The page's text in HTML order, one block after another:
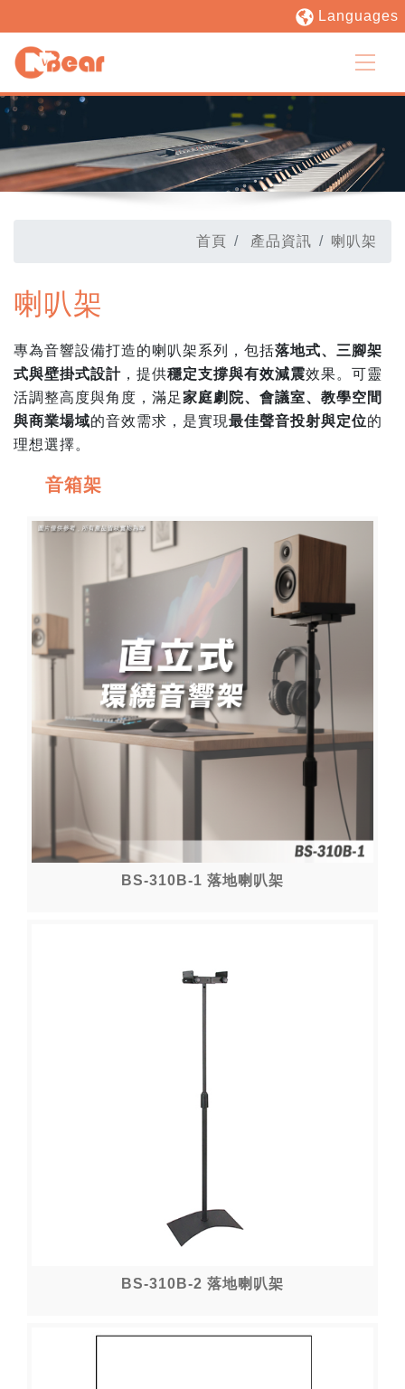
Languages
首頁 產品資訊 喇叭架
喇叭架
專為音響設備打造的喇叭架系列，包括落地式、三腳架
式與壁掛式設計 ，提供穩定支撐與有效減震效果。可靈
活調整高度與角度，滿足家庭劇院、會議室、教學空間
與商業場域的音效需求，是實現最佳聲音投射與定位的
理想選擇。
音箱架
BS-310B-1 落地喇叭架
BS-310B-2 落地喇叭架